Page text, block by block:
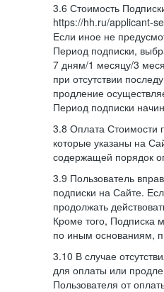
3.6 Стоимость
https://hh.ru/applicant-
Если иное не
Период подписки,
7 дням/1 месяцу/3
при отсутствии
продление
Период подписки
3.8 Оплата Стоимости
которые указаны на
содержащей порядок
3.9 Пользователь
подписки на Сайте.
продолжать
Кроме того, Подписка
по иным основаниям,
3.10 В случае
для оплаты или
Пользователя от